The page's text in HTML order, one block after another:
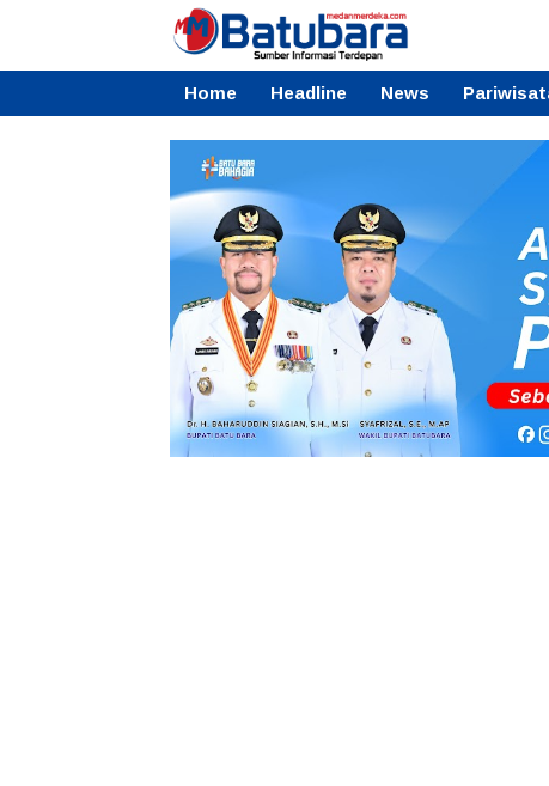
Home Headline News